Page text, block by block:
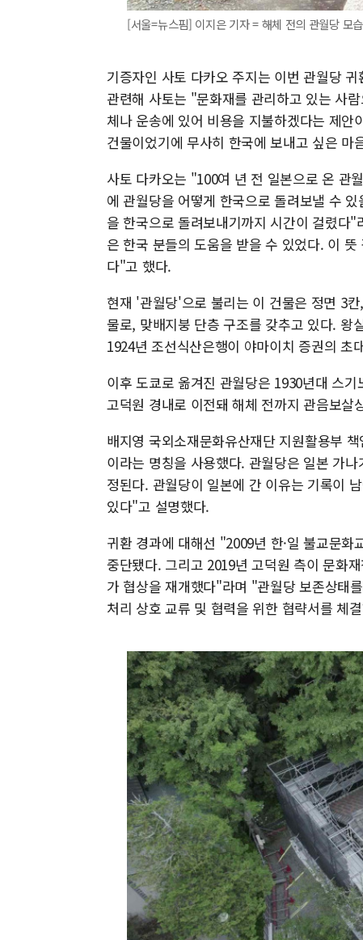
[서울=뉴스핌] 이지은 기자 = 해체 전의 관월당
기증자인 사토 다카오 주지는 이번 관월당
관련해 사토는 "문화재를 관리하고 있는 사
체나 운송에 있어 비용을 지불하겠다는 제
건물이었기에 무사히 한국에 보내고 싶은 마
사토 다카오는 "100여 년 전 일본으로 온 관
에 관월당을 어떻게 한국으로 돌려보낼 수
을 한국으로 돌려보내기까지 시간이 걸렸다
은 한국 분들의 도움을 받을 수 있었다. 이
다"고 했다.
현재 '관월당'으로 불리는 이 건물은 정면 3
물로, 맞배지붕 단층 구조를 갖추고 있다. 왕
1924년 조선식산은행이 야마이치 증권의 초
이후 도쿄로 옮겨진 관월당은 1930년대 스
고덕원 경내로 이전돼 해체 전까지 관음보살
배지영 국외소재문화유산재단 지원활용부
이라는 명칭을 사용했다. 관월당은 일본 가
정된다. 관월당이 일본에 간 이유는 기록이
있다"고 설명했다.
귀환 경과에 대해선 "2009년 한·일 불교문
중단됐다. 그리고 2019년 고덕원 측이 문화
가 협상을 재개했다"라며 "관월당 보존상태
처리 상호 교류 및 협력을 위한 협략서를 체